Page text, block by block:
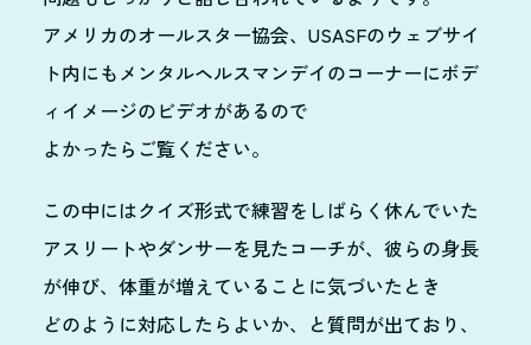
アメリカのオールスター協会、USASFのウェブサイ
ト内にもメンタルヘルスマンデイのコーナーにボデ
ィイメージのビデオがあるので
よかったらご覧ください。
この中にはクイズ形式で練習をしばらく休んでいた
アスリートやダンサーを見たコーチが、彼らの身長
が伸び、体重が増えていることに気づいたとき
どのように対応したらよいか、と質問が出ており、